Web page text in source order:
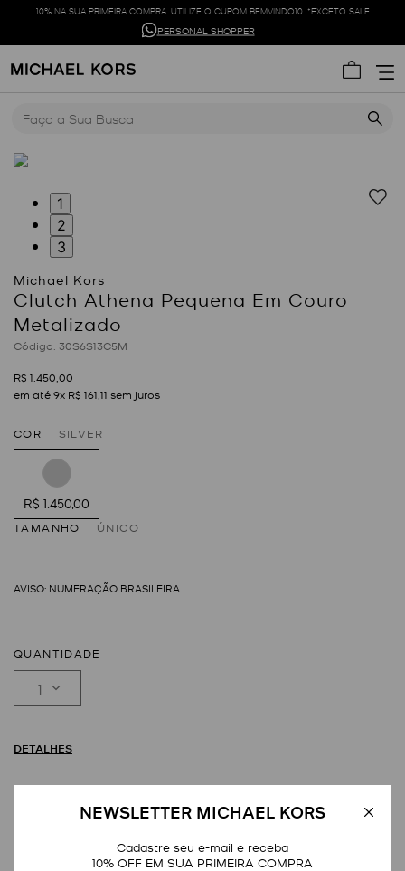
NEWSLETTER MICHAEL KORS
Cadastre seu e-mail e receba
10% OFF EM SUA PRIMEIRA COMPRA
10% NA SUA PRIMEIRA COMPRA. UTILIZE O CUPOM BEMVINDO10. *EXCETO SALE
PERSONAL SHOPPER
1
2
3
Clutch Athena Pequena Em Couro
Metalizado
: 30S6S13C5M
R$ 1 450 00
em até9x R$ 161 11 sem juros
COR SILVER
R$ 1.450,00
TAMANHO ÚNICO
QUANTIDADE
1
DETALHES